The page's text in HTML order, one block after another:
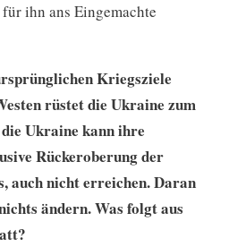
ihn ans Eingemachte
Kriegsziele
rüstet die Ukraine zum
Ukraine kann ihre
Rückeroberung der
auch nicht erreichen. Daran
ändern. Was folgt aus